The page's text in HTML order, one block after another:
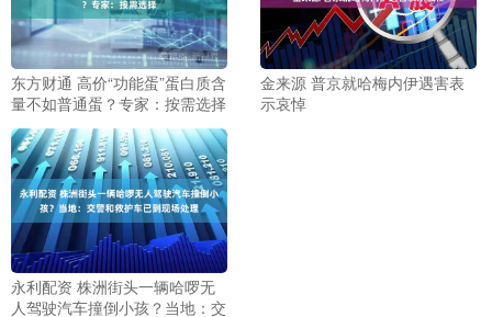
东方财通 高价“功能蛋”蛋白质含
量不如普通蛋？专家：按需选择
金来源 普京就哈梅内伊遇害表
示哀悼
永利配资 株洲街头一辆哈啰无
人驾驶汽车撞倒小孩？当地：交